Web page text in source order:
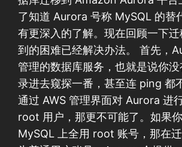
了知道 Aurora 号称 MySQL 的替
有更深入的了解。现在回顾一下
到的困难已经解决办法。 首先，
管理的数据库服务，也就是说你
录进去窥探一番，甚至连 ping 都
通过 AWS 管理界面对 Aurora 进
root 用户，那更不可能了。如果
MySQL 上全用 root 账号，那在